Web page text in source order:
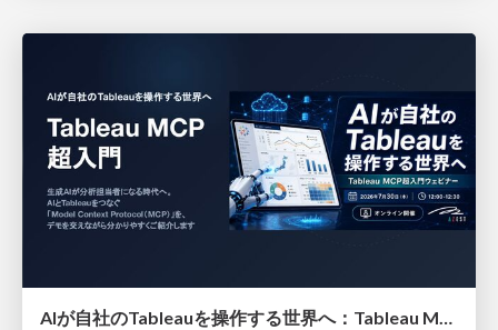
AIが自社のTableauを操作する世界へ：Tableau MCP超入門